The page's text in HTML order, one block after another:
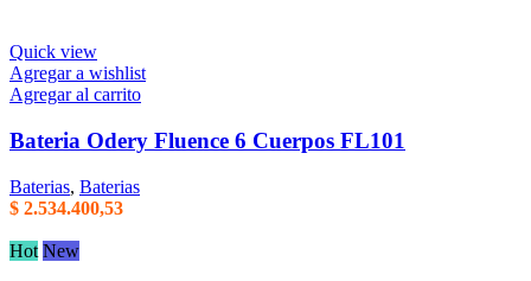
Quick view
Agregar a wishlist
Agregar al carrito
Bateria Odery Fluence 6 Cuerpos FL101
Baterias, Baterias
$ 2.534.400,53
Hot New